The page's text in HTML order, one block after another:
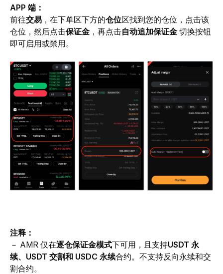
APP 端：
前往交易 ，在下单区下方的仓位区找到您的仓位，点击该
仓位，然后点击保证金 ，再点击自动追加保证金 切换按钮
即可启用或禁用。
注释：
－ AMR 仅在逐仓保证金模式下可用，且支持USDT 永
续、USDT 交割和 USDC 永续合约。不支持反向永续和交
割合约。